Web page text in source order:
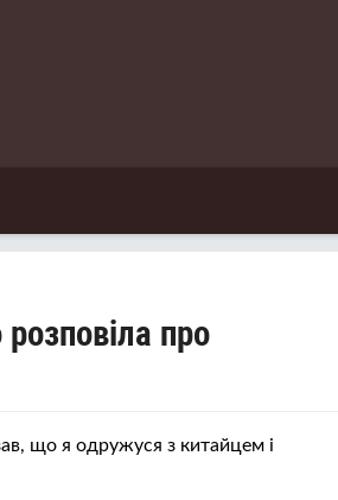
про
що я одружуся з китайцем і